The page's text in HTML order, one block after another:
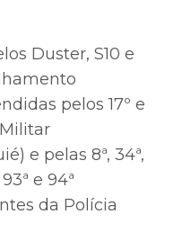
Duster, S10 e
pelos 17º e
e pelas 8ª, 34ª,
93ª e 94ª
da Polícia